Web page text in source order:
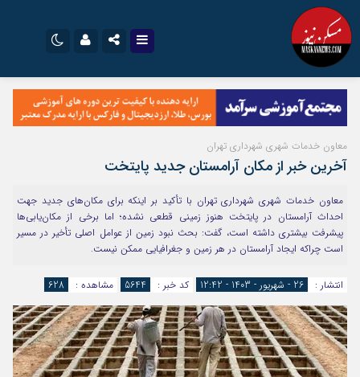
اینستاگرام
تلگرام
سروش
ایتا
آپارات
اپلیکیشن
نام کاربری یا نشانی ایمیل
رمز عبور
مرا به خاطر بسپار
معاون خدمات شهری شهرداری تهران
آخرین خبر از مکان آرامستان جدید پایتخت
معاون خدمات شهری شهرداری تهران با تأکید بر اینکه برای مکان‌های جدید جهت
احداث آرامستان در پایتخت هنوز زمینی قطعی نشده؛ اما برخی از مکان‌یابی‌ها
پیشرفت بیشتری داشته است، گفت: بحث نبود زمین از عوامل اصلی تأخیر در مسیر
است چراکه ایجاد آرامستان در هر زمین و جغرافیایی ممکن نیست.
انتشار : 26 - شهریور - 1403 - 12:42 کد خبر : 5644 مشاهده : 628